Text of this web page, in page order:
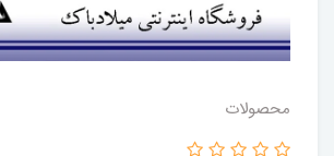
محصولات